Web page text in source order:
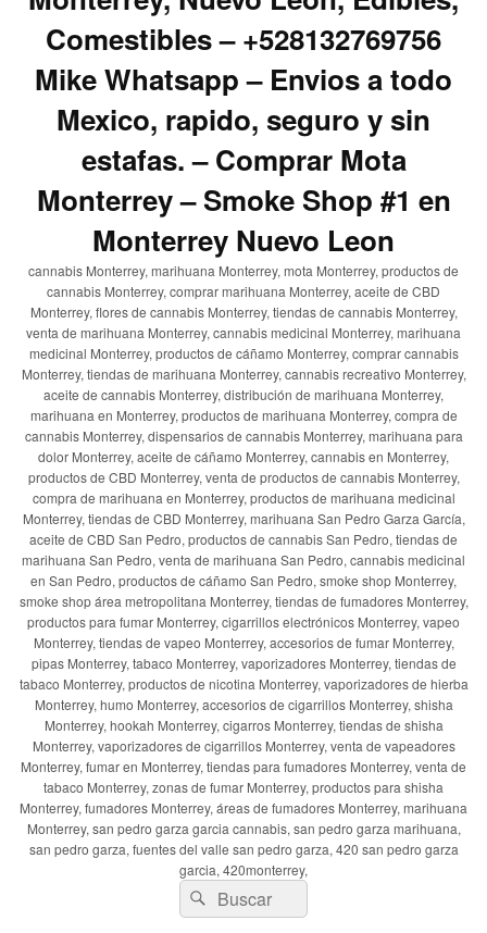
Comestibles – +528132769756
Mike Whatsapp – Envios a todo
Mexico, rapido, seguro y sin
estafas. – Comprar Mota
Monterrey – Smoke Shop #1 en
Monterrey Nuevo Leon
cannabis Monterrey, marihuana Monterrey, mota Monterrey, productos de
cannabis Monterrey, comprar marihuana Monterrey, aceite de CBD
Monterrey, flores de cannabis Monterrey, tiendas de cannabis Monterrey,
venta de marihuana Monterrey, cannabis medicinal Monterrey, marihuana
medicinal Monterrey, productos de cáñamo Monterrey, comprar cannabis
Monterrey, tiendas de marihuana Monterrey, cannabis recreativo Monterrey,
aceite de cannabis Monterrey, distribución de marihuana Monterrey,
marihuana en Monterrey, productos de marihuana Monterrey, compra de
cannabis Monterrey, dispensarios de cannabis Monterrey, marihuana para
dolor Monterrey, aceite de cáñamo Monterrey, cannabis en Monterrey,
productos de CBD Monterrey, venta de productos de cannabis Monterrey,
compra de marihuana en Monterrey, productos de marihuana medicinal
Monterrey, tiendas de CBD Monterrey, marihuana San Pedro Garza García,
aceite de CBD San Pedro, productos de cannabis San Pedro, tiendas de
marihuana San Pedro, venta de marihuana San Pedro, cannabis medicinal
en San Pedro, productos de cáñamo San Pedro, smoke shop Monterrey,
smoke shop área metropolitana Monterrey, tiendas de fumadores Monterrey,
productos para fumar Monterrey, cigarrillos electrónicos Monterrey, vapeo
Monterrey, tiendas de vapeo Monterrey, accesorios de fumar Monterrey,
pipas Monterrey, tabaco Monterrey, vaporizadores Monterrey, tiendas de
tabaco Monterrey, productos de nicotina Monterrey, vaporizadores de hierba
Monterrey, humo Monterrey, accesorios de cigarrillos Monterrey, shisha
Monterrey, hookah Monterrey, cigarros Monterrey, tiendas de shisha
Monterrey, vaporizadores de cigarrillos Monterrey, venta de vapeadores
Monterrey, fumar en Monterrey, tiendas para fumadores Monterrey, venta de
tabaco Monterrey, zonas de fumar Monterrey, productos para shisha
Monterrey, fumadores Monterrey, áreas de fumadores Monterrey, marihuana
Monterrey, san pedro garza garcia cannabis, san pedro garza marihuana,
san pedro garza, fuentes del valle san pedro garza, 420 san pedro garza
garcia, 420monterrey,
Buscar
por:
Buscar